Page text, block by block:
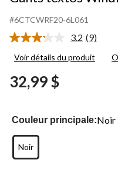
#6CTCWRF20-6L061
3.2 Lire
9
page.
(9)
Voir détails du produit
32,99 $
Couleur principale:Noir
Noir